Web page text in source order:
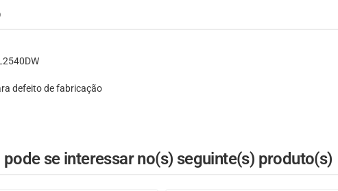
defeito de fabricação
se interessar no(s) seguinte(s) produto(s)